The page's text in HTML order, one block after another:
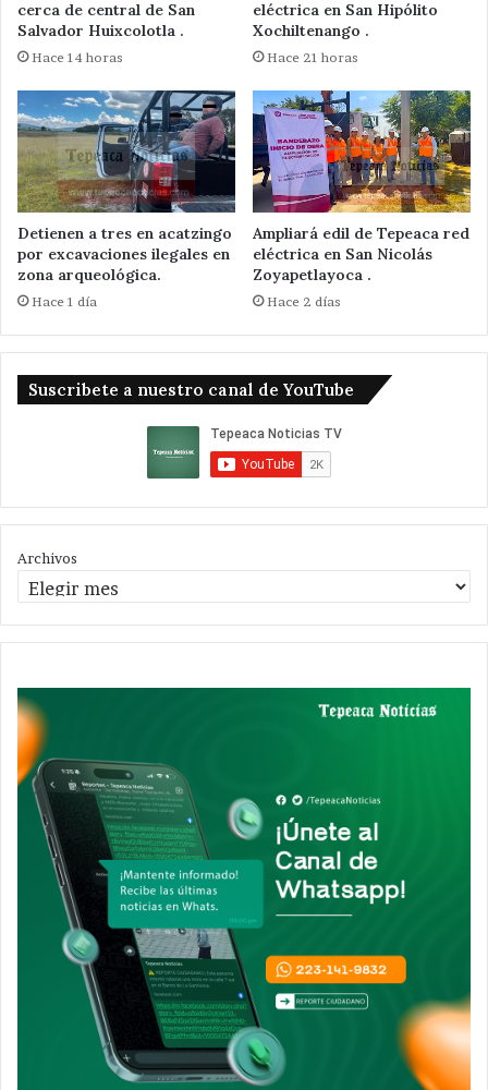
cerca de central de San
Salvador Huixcolotla .
Hace 14 horas
eléctrica en San Hipólito
Xochiltenango .
Hace 21 horas
Detienen a tres en acatzingo
por excavaciones ilegales en
zona arqueológica.
Hace 1 día
Ampliará edil de Tepeaca red
eléctrica en San Nicolás
Zoyapetlayoca .
Hace 2 días
Suscribete a nuestro canal de YouTube
Archivos